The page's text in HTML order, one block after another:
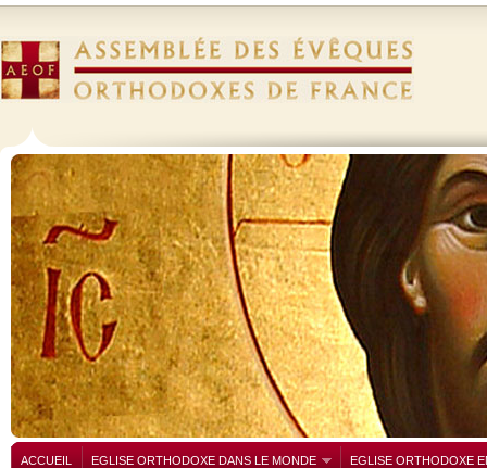
ACCUEIL EGLISE ORTHODOXE DANS LE MONDE EGLISE ORTHODOXE